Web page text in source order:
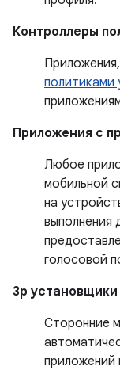
Контроллеры
политиками
Приложения с
Любое
мобильной
на
выполнения
голосовой
3p
Сторонние
приложений